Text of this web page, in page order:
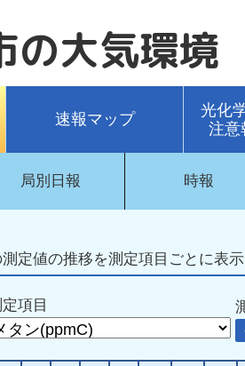
の大気環境
速報マップ
光化
注意
局別日報 時報
定値の推移を測定項目ごとに表示
項目